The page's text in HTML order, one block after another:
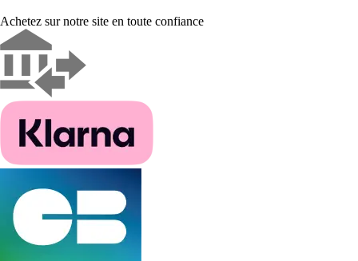
Achetez sur notre site en toute confiance